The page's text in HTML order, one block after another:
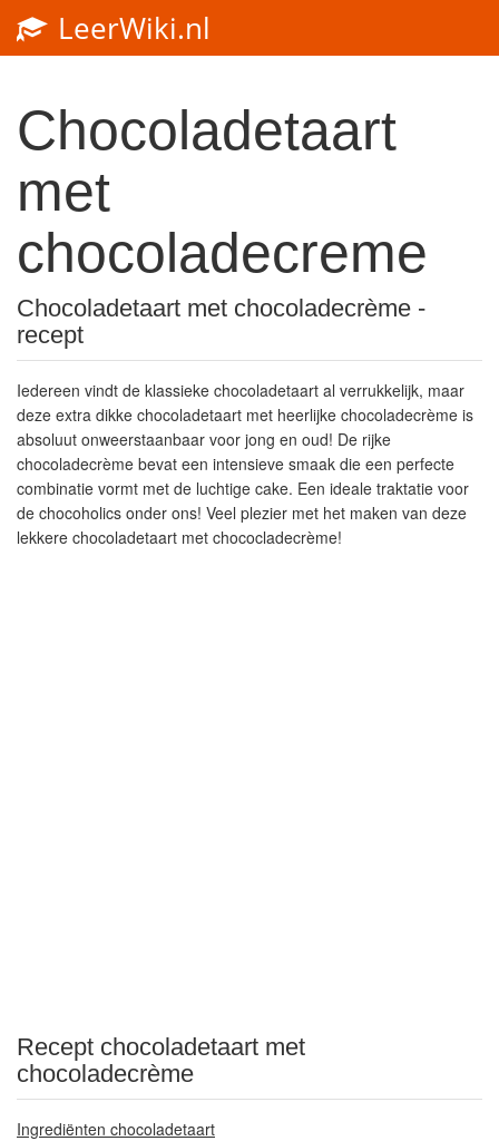
LeerWiki.nl
Chocoladetaart
met
chocoladecreme
Chocoladetaart met chocoladecrème -
recept
Iedereen vindt de klassieke chocoladetaart al verrukkelijk, maar
deze extra dikke chocoladetaart met heerlijke chocoladecrème is
absoluut onweerstaanbaar voor jong en oud! De rijke
chocoladecrème bevat een intensieve smaak die een perfecte
combinatie vormt met de luchtige cake. Een ideale traktatie voor
de chocoholics onder ons! Veel plezier met het maken van deze
lekkere chocoladetaart met chococladecrème!
Recept chocoladetaart met
chocoladecrème
Ingrediënten chocoladetaart